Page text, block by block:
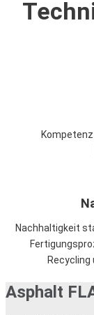
Nachhaltigkeit
Recycling
Asphalt